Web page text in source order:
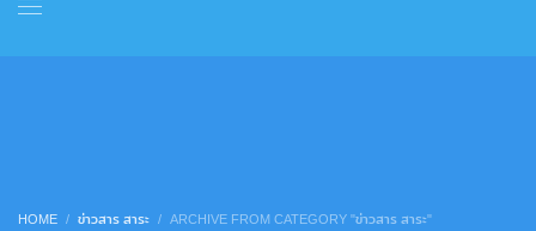
HOME ข่าวสาร สาระ ARCHIVE FROM CATEGORY "ข่าวสาร สาระ"